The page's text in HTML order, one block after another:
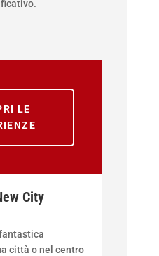
LE
City
città o nel centro